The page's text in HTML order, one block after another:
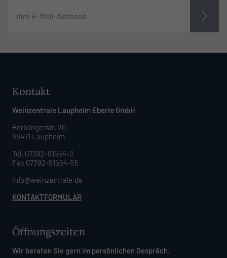
Kontakt
Weinzentrale Laupheim Eberle GmbH
Berblingerstr. 20
88471 Laupheim
Tel. 07392-91554-0
Fax 07392-91554-55
info@weinzentrale.de
KONTAKTFORMULAR
Öffnungszeiten
Wir beraten Sie gern im persönlichen Gespräch.